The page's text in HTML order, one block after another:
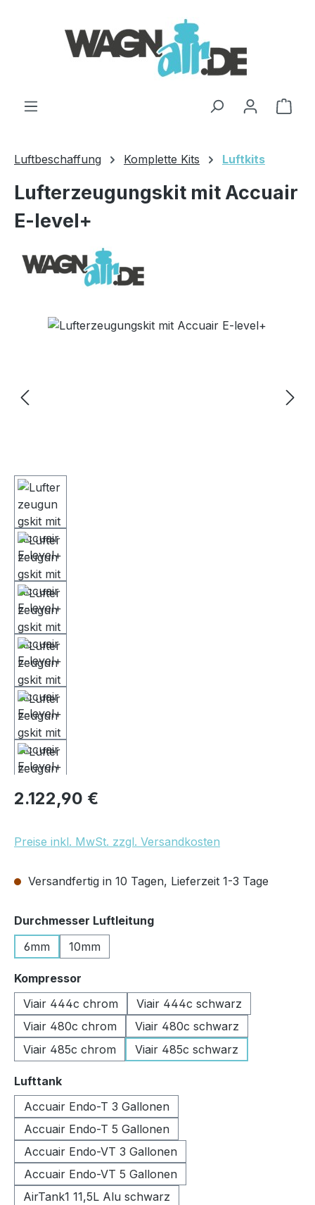
Luftbeschaffung Komplette Kits Luftkits
Lufterzeugungskit mit Accuair
E-level+
Bildergalerie überspringen
Regulärer Preis:
2.122,90 €
Preise inkl. MwSt. zzgl. Versandkosten
Versandfertig in 10 Tagen, Lieferzeit 1-3 Tage
Durchmesser Luftleitungauswählen
6mm
10mm
Kompressor
Viair 444c chrom
Viair 444c schwarz
Viair 480c chrom
Viair 480c schwarz
Viair 485c chrom
Viair 485c schwarz
Lufttankauswählen
Accuair Endo-T 3 Gallonen
Accuair Endo-T 5 Gallonen
Accuair Endo-VT 3 Gallonen
Accuair Endo-VT 5 Gallonen
AirTank1 11,5L Alu schwarz